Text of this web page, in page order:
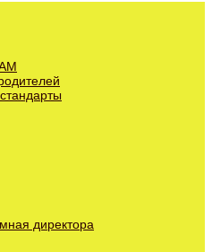
директора